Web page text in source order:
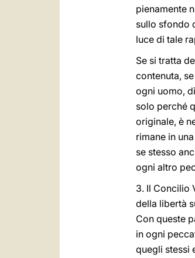
pienamente
sullo sfondo
luce di tale
Se si tratta
contenuta,
ogni uomo,
solo perché
originale, è
rimane in
se stesso
ogni altro
3. Il Concilio
della libertà
Con queste
in ogni
quegli stessi